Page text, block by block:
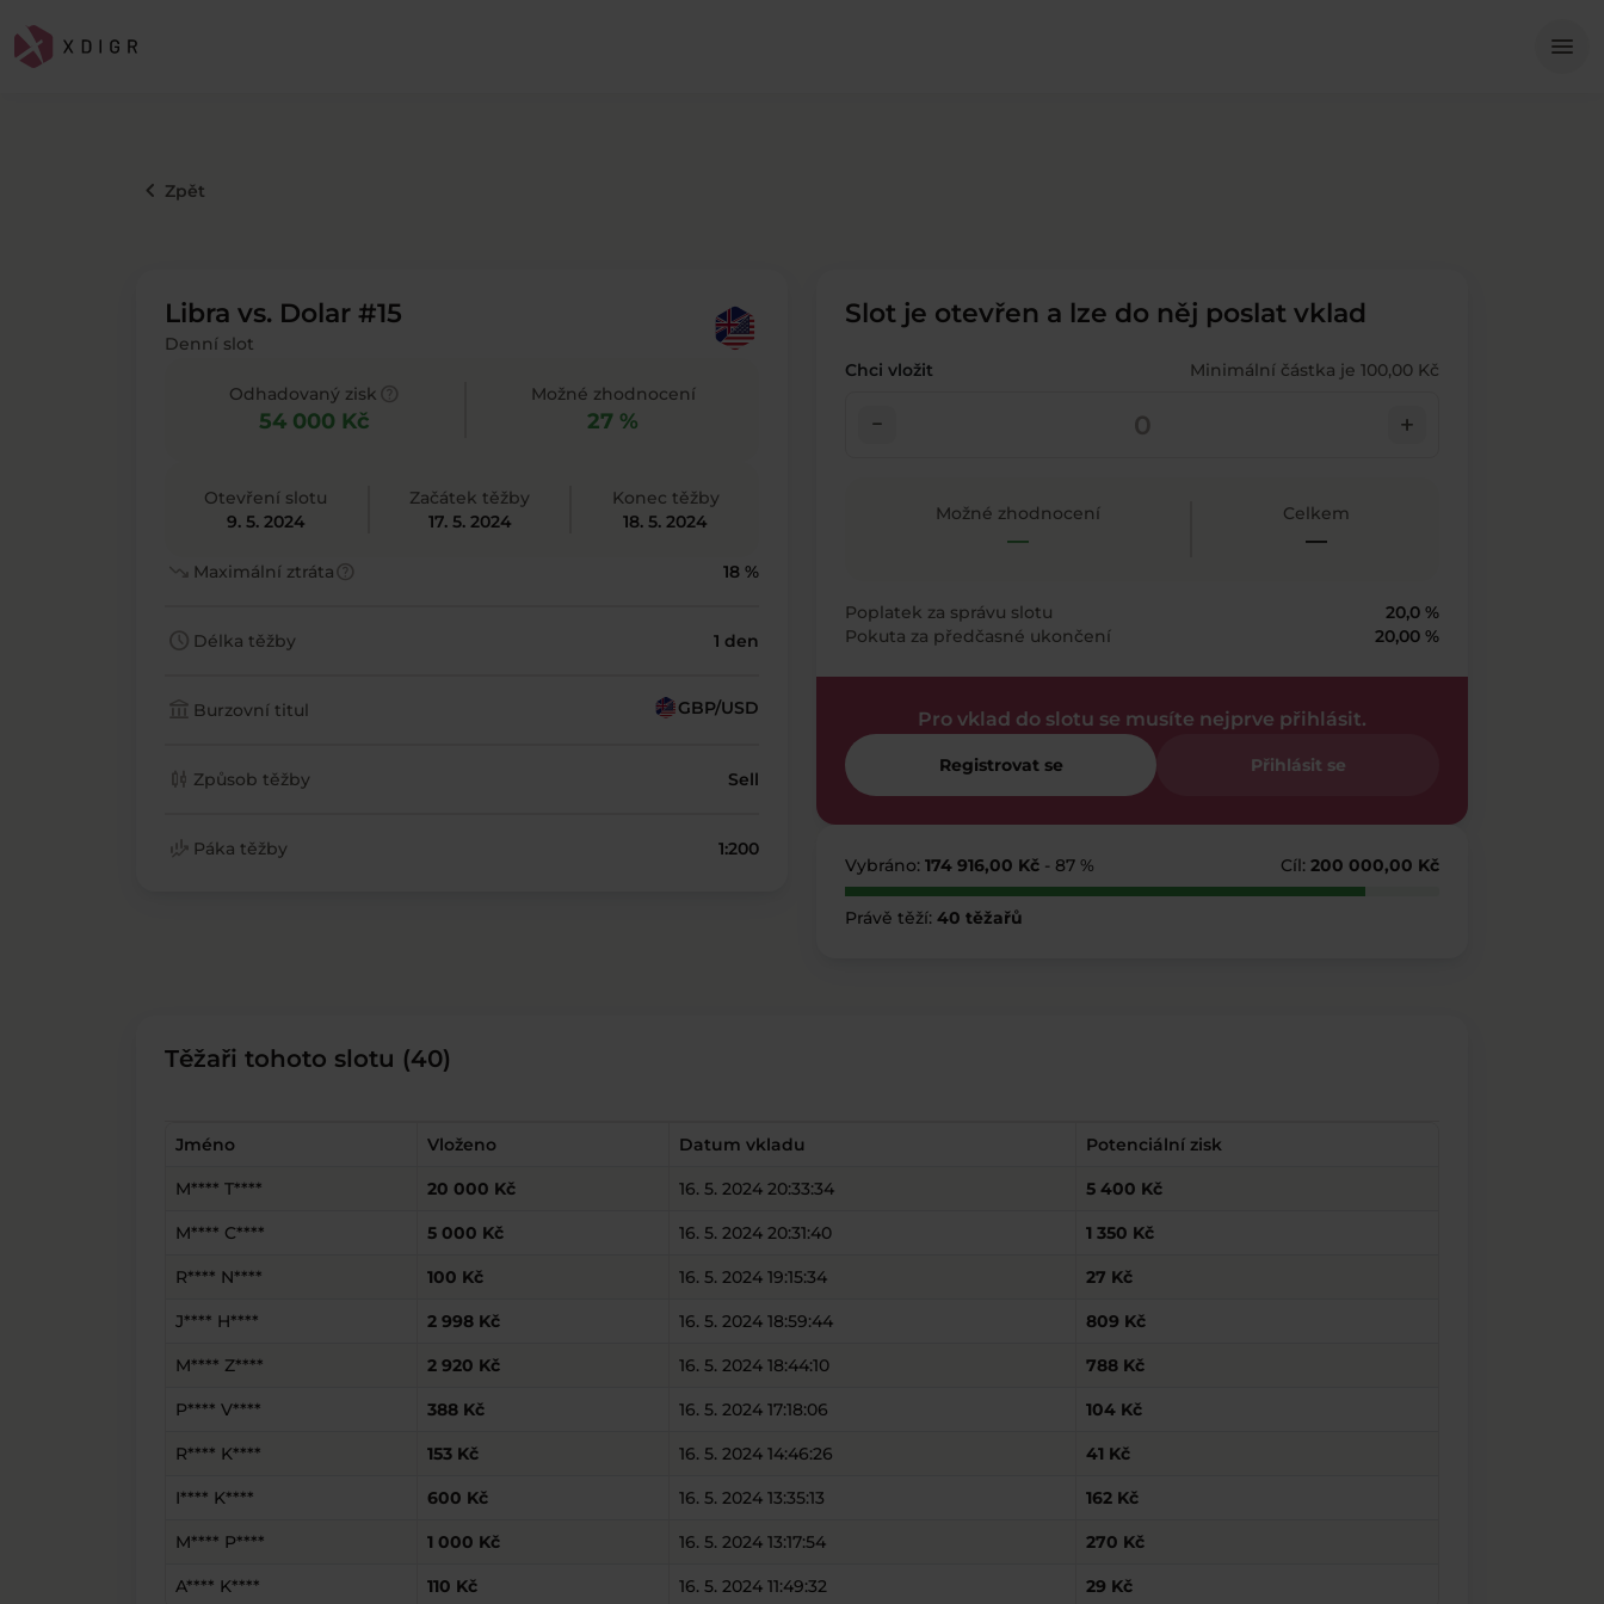
menu
keyboard_arrow_left Zpět
Libra vs. Dolar #15
Denní slot
Odhadovaný zisk
54 000 Kč
Možné zhodnocení
27 %
Otevření slotu
9. 5. 2024
Začátek těžby
17. 5. 2024
Konec těžby
18. 5. 2024
trending_down Maximální ztrátahelp 18 %
schedule Délka těžby 1 den
account_balance Burzovní titul GBP/USD
candlestick_chart Způsob těžby Sell
finance_mode Páka těžby 1:200
Slot je otevřen a lze do něj poslat vklad
Chci vložit Minimální částka je 100,00 Kč
check_indeterminate_small add
Možné zhodnocení
—
Celkem
—
Poplatek za správu slotu
20,0 %
Pokuta za předčasné ukončení
20,00 %
Pro vklad do slotu se musíte nejprve přihlásit.
Registrovat se Přihlásit se
Vybráno: 174 916,00 Kč - 87 % Cíl: 200 000,00 Kč
Právě těží: 40 těžařů
Těžaři tohoto slotu (40)
Jméno Vloženo Datum vkladu Potenciální zisk
M**** T**** 20 000 Kč 16. 5. 2024 20:33:34 5 400 Kč
M**** C**** 5 000 Kč 16. 5. 2024 20:31:40 1 350 Kč
R**** N**** 100 Kč 16. 5. 2024 19:15:34 27 Kč
J**** H**** 2 998 Kč 16. 5. 2024 18:59:44 809 Kč
M**** Z**** 2 920 Kč 16. 5. 2024 18:44:10 788 Kč
P**** V**** 388 Kč 16. 5. 2024 17:18:06 104 Kč
R**** K**** 153 Kč 16. 5. 2024 14:46:26 41 Kč
I**** K**** 600 Kč 16. 5. 2024 13:35:13 162 Kč
M**** P**** 1 000 Kč 16. 5. 2024 13:17:54 270 Kč
A**** K**** 110 Kč 16. 5. 2024 11:49:32 29 Kč